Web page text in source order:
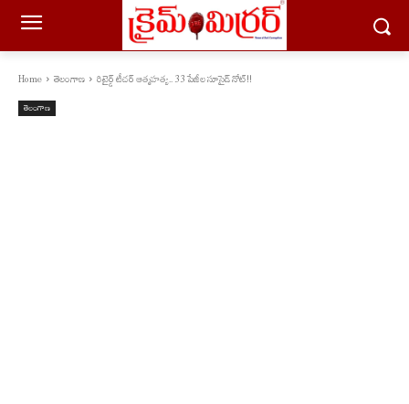
Home తెలంగాణ రిటైర్డ్ టీచర్ ఆత్మహత్య..​ 33 పేజీల సూసైడ్ నోట్!!
తెలంగాణ